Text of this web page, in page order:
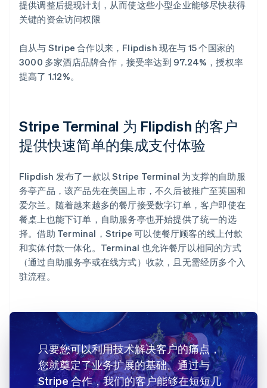
提供调整后提现计划，从而使这些小型企业能够尽快获得
关键的资金访问权限
自从与 Stripe 合作以来，Flipdish 现在与 15 个国家的
3000 多家酒店品牌合作，接受率达到 97.24%，授权率
提高了 1.12%。
Stripe Terminal 为 Flipdish 的客户
提供快速简单的集成支付体验
Flipdish 发布了一款以 Stripe Terminal 为支撑的自助服
务亭产品，该产品先在美国上市，不久后被推广至英国和
爱尔兰。随着越来越多的餐厅接受数字订单，客户即使在
餐桌上也能下订单，自助服务亭也开始提供了统一的选
择。借助 Terminal，Stripe 可以使餐厅顾客的线上付款
和实体付款一体化。Terminal 也允许餐厅以相同的方式
（通过自助服务亭或在线方式）收款，且无需经历多个入
驻流程。
只要您可以利用技术解决客户的痛点，
您就奠定了业务扩展的基础。通过与
Stripe 合作，我们的客户能够在短短几